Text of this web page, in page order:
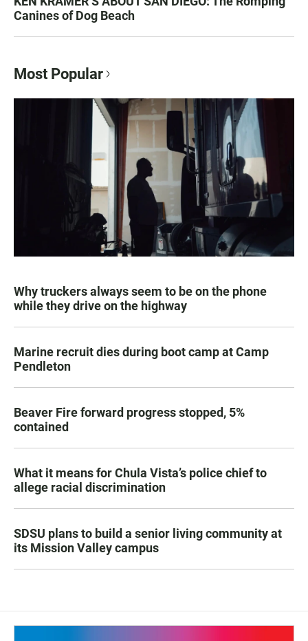
Canines of Dog Beach
Most Popular
Why truckers always seem to be on the phone
while they drive on the highway
Marine recruit dies during boot camp at Camp
Pendleton
Beaver Fire forward progress stopped, 5%
contained
What it means for Chula Vista’s police chief to
allege racial discrimination
SDSU plans to build a senior living community at
its Mission Valley campus